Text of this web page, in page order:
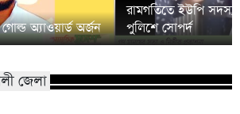
অ্যাওয়ার্ড অর্জন
রামগতিতে ইউপি
পুলিশে সোপর্দ
জেলা